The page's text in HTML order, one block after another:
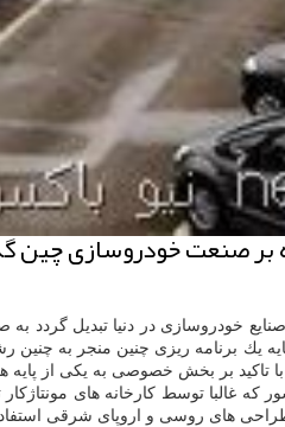
بر صنعت خودروسازی
در چین توانسته در كمتر از ۵۰ سال به یكی از
یك برنامه ریزی چنین منجر به
تاكید بر بخش خصوصی به یكی از
۱۹۵۰ تا ۱۹۸۰ بیشتر محصولات خودرویی این كشور
طراحی های روسی و اروپای شرقی